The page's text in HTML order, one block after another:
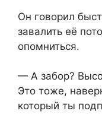
Он говорил
завалить её
опомниться.
— А забор?
Это тоже,
который ты